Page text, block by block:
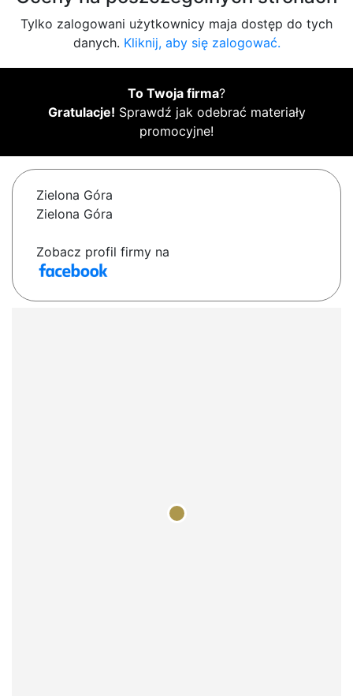
Tylko zalogowani użytkownicy maja dostęp do tych
danych. Kliknij, aby się zalogować.
To Twoja firma?
Gratulacje! Sprawdź jak odebrać materiały
promocyjne!
Zielona Góra
Zielona Góra
Zobacz profil firmy na